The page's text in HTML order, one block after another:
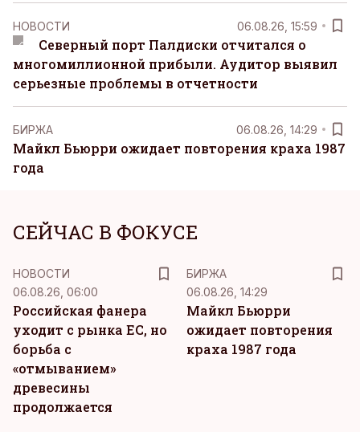
НОВОСТИ 06.08.26, 15:59
Северный порт Палдиски отчитался о
многомиллионной прибыли. Аудитор выявил
серьезные проблемы в отчетности
БИРЖА 06.08.26, 14:29
Майкл Бьюрри ожидает повторения краха 1987
года
СЕЙЧАС В ФОКУСЕ
НОВОСТИ
06.08.26, 06:00
Российская фанера
уходит с рынка ЕС, но
борьба с
«отмыванием»
древесины
продолжается
БИРЖА
06.08.26, 14:29
Майкл Бьюрри
ожидает повторения
краха 1987 года